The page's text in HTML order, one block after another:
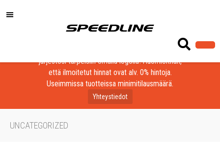
Löydä laadukkaat tuotteet yrityksesi, seurasi tai
järjestösi tarpeisiin omalla logolla! Huomioithan,
että ilmoitetut hinnat ovat alv. 0% hintoja.
Useimmissa tuotteissa minimitilausmäärä.
Yhteystiedot
UNCATEGORIZED